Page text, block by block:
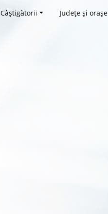
Câștigătorii Județe și orașe